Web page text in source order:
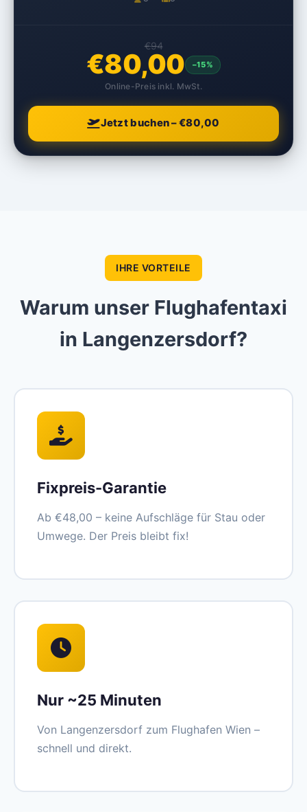
€94
€80,00 –15%
Online-Preis inkl. MwSt.
Jetzt buchen – €80,00
IHRE VORTEILE
Warum unser Flughafentaxi
in Langenzersdorf?
Fixpreis-Garantie
Ab €48,00 – keine Aufschläge für Stau oder
Umwege. Der Preis bleibt fix!
Nur ~25 Minuten
Von Langenzersdorf zum Flughafen Wien –
schnell und direkt.